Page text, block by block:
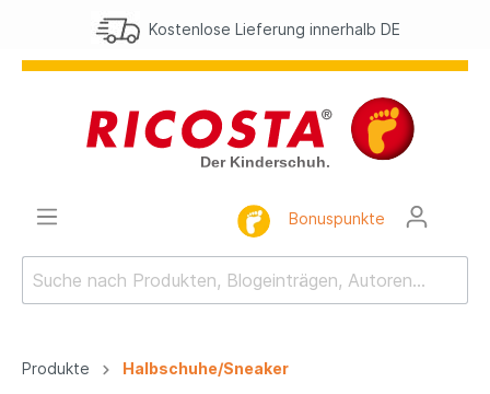
Kostenlose Lieferung innerhalb DE
Bonuspunkte
Produkte Halbschuhe/Sneaker